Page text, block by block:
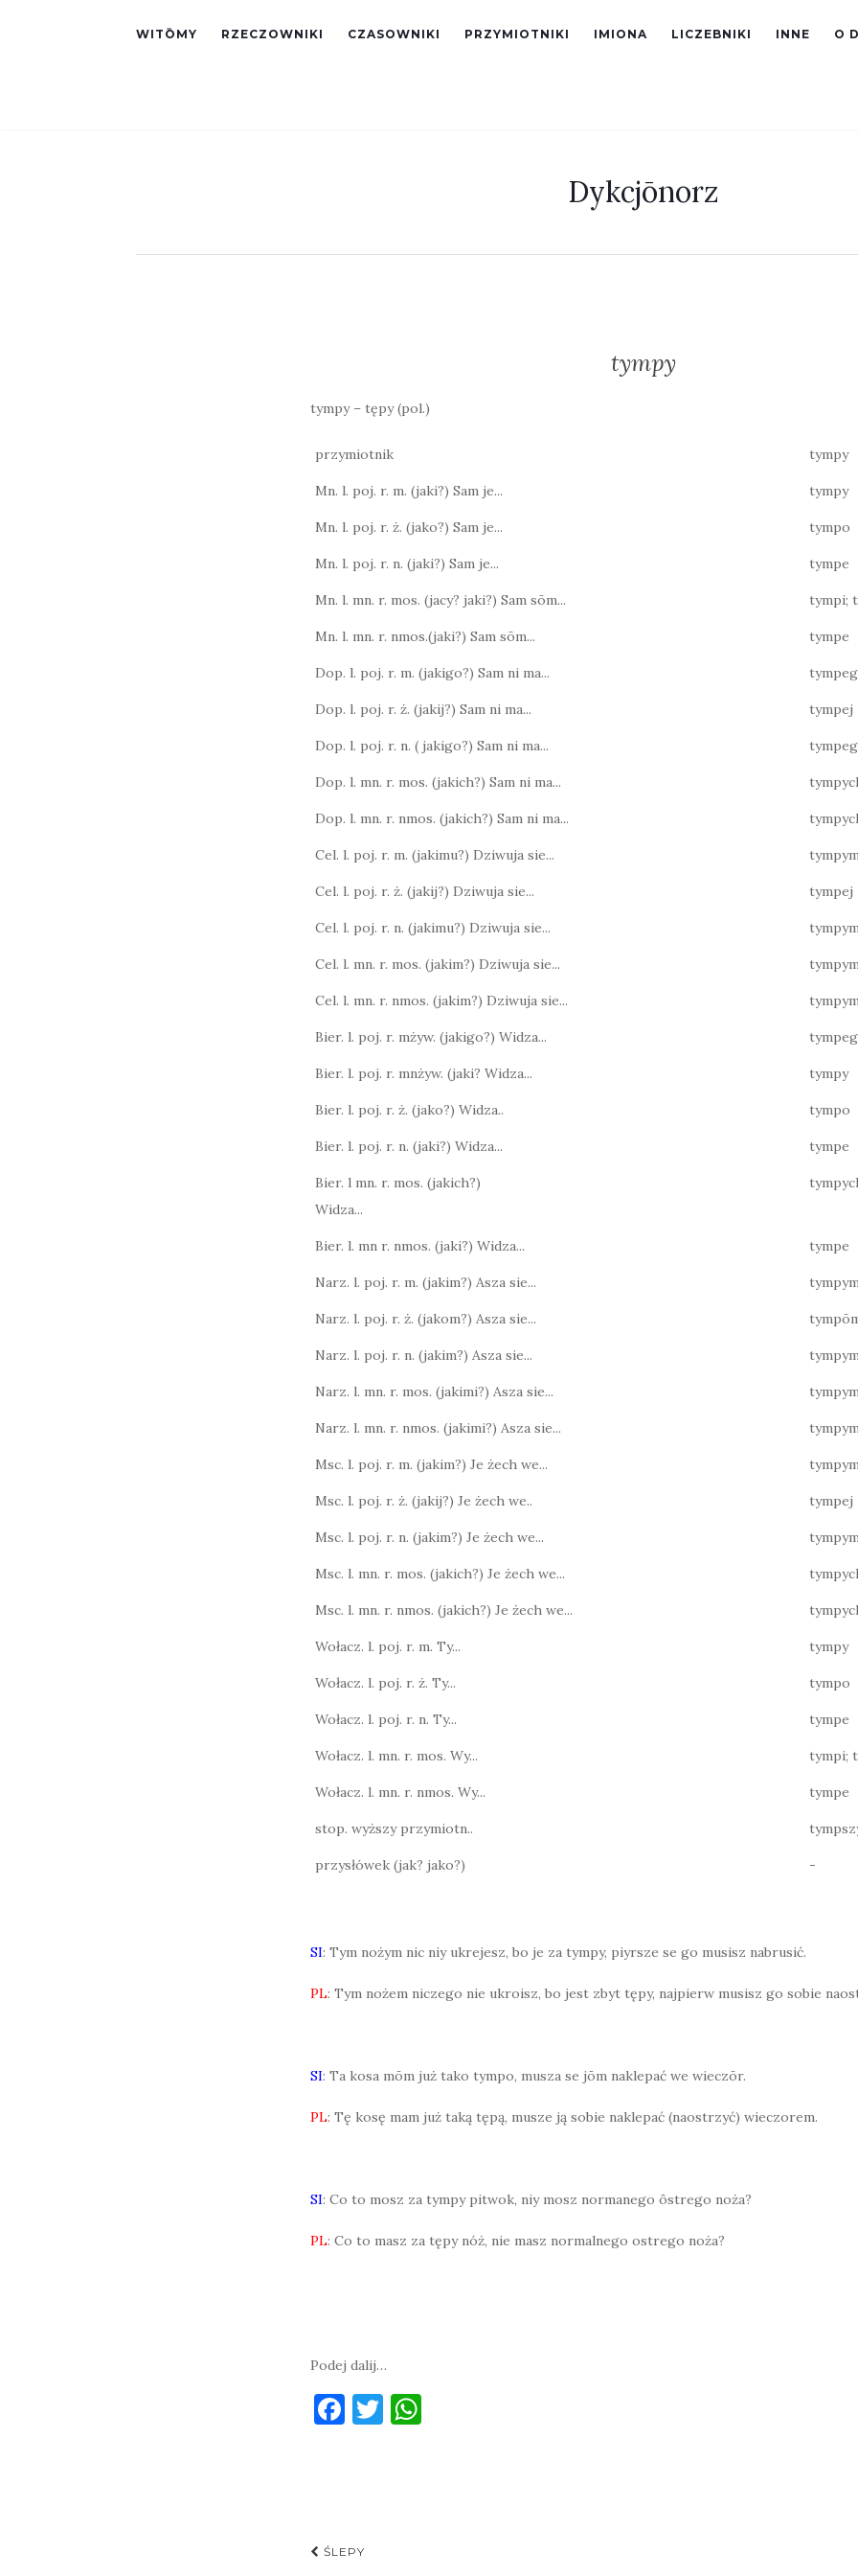
WITŌMY RZECZOWNIKI CZASOWNIKI PRZYMIOTNIKI IMIONA LICZEBNIKI INNE O
Dykcjōnorz
tympy
tympy – tępy (pol.)
przymiotnik tympy
Mn. l. poj. r. m. (jaki?) Sam je... tympy
Mn. l. poj. r. ż. (jako?) Sam je... tympo
Mn. l. poj. r. n. (jaki?) Sam je... tympe
Mn. l. mn. r. mos. (jacy? jaki?) Sam sōm... tympi;
Mn. l. mn. r. nmos.(jaki?) Sam sōm... tympe
Dop. l. poj. r. m. (jakigo?) Sam ni ma...
Dop. l. poj. r. ż. (jakij?) Sam ni ma... tympej
Dop. l. poj. r. n. ( jakigo?) Sam ni ma...
Dop. l. mn. r. mos. (jakich?) Sam ni ma...
Dop. l. mn. r. nmos. (jakich?) Sam ni ma...
Cel. l. poj. r. m. (jakimu?) Dziwuja sie...
Cel. l. poj. r. ż. (jakij?) Dziwuja sie... tympej
Cel. l. poj. r. n. (jakimu?) Dziwuja sie...
Cel. l. mn. r. mos. (jakim?) Dziwuja sie...
Cel. l. mn. r. nmos. (jakim?) Dziwuja sie...
Bier. l. poj. r. mżyw. (jakigo?) Widza...
Bier. l. poj. r. mnżyw. (jaki? Widza... tympy
Bier. l. poj. r. ż. (jako?) Widza.. tympo
Bier. l. poj. r. n. (jaki?) Widza... tympe
Bier. l mn. r. mos. (jakich?)
Widza...
Bier. l. mn r. nmos. (jaki?) Widza... tympe
Narz. l. poj. r. m. (jakim?) Asza sie...
Narz. l. poj. r. ż. (jakom?) Asza sie...
Narz. l. poj. r. n. (jakim?) Asza sie...
Narz. l. mn. r. mos. (jakimi?) Asza sie...
Narz. l. mn. r. nmos. (jakimi?) Asza sie...
Msc. l. poj. r. m. (jakim?) Je żech we...
Msc. l. poj. r. ż. (jakij?) Je żech we.. tympej
Msc. l. poj. r. n. (jakim?) Je żech we...
Msc. l. mn. r. mos. (jakich?) Je żech we...
Msc. l. mn. r. nmos. (jakich?) Je żech we...
Wołacz. l. poj. r. m. Ty... tympy
Wołacz. l. poj. r. ż. Ty... tympo
Wołacz. l. poj. r. n. Ty... tympe
Wołacz. l. mn. r. mos. Wy... tympi;
Wołacz. l. mn. r. nmos. Wy... tympe
stop. wyższy przymiotn..
przysłówek (jak? jako?) -
SI: Tym nożym nic niy ukrejesz, bo je za tympy, piyrsze se go musisz nabrusić.
PL: Tym nożem niczego nie ukroisz, bo jest zbyt tępy, najpierw musisz go sobie
SI: Ta kosa mōm już tako tympo, musza se jōm naklepać we wieczōr.
PL: Tę kosę mam już taką tępą, musze ją sobie naklepać (naostrzyć) wieczorem.
SI: Co to mosz za tympy pitwok, niy mosz normanego ôstrego noża?
PL: Co to masz za tępy nóż, nie masz normalnego ostrego noża?
Podej dalij…
F
o
T W
Post
ŚLEPY